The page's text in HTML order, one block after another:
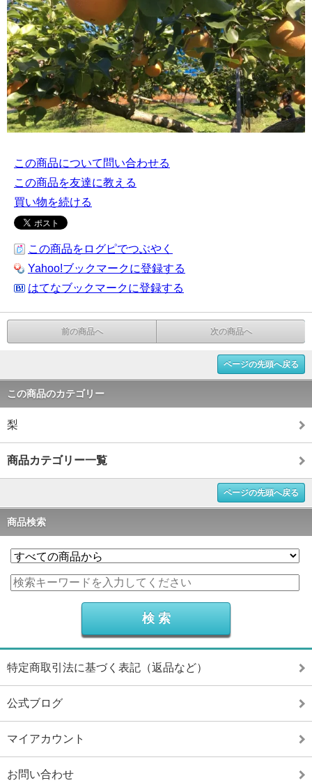
この商品について問い合わせる
この商品を友達に教える
買い物を続ける
この商品をログピでつぶやく
Yahoo!ブックマークに登録する
はてなブックマークに登録する
前の商品へ 次の商品へ
ページの先頭へ戻る
この商品のカテゴリー
梨
商品カテゴリー一覧
ページの先頭へ戻る
商品検索
特定商取引法に基づく表記（返品など）
公式ブログ
マイアカウント
お問い合わせ